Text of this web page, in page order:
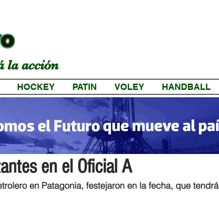
la acción
HOCKEY PATIN VOLEY HANDBALL
en el Oficial A
en Patagonia, festejaron en la fecha, que tendrá